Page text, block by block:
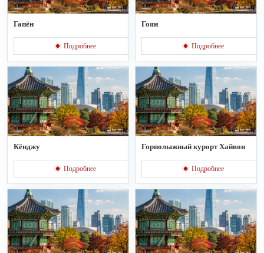
Гапён
Подробнее
Гоян
Подробнее
Кёнджу
Подробнее
Горнолыжный курорт Хайвон
Подробнее